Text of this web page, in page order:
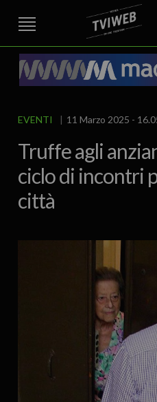
STREET TG CRONACA
AREA BERICA
ECONOMIA
EDITORIALE ITALIA E MONDO
SPORT
IL GRAFFIO FOOD & DRINK
EVENTI 11 Marzo 2025 -
Truffe agli
ciclo di incontri
città